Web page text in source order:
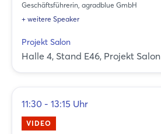
Geschäftsführerin, agradblue GmbH
+ weitere Speaker
Projekt Salon
Halle 4, Stand E46, Projekt Salon
11:30 - 13:15 Uhr
VIDEO